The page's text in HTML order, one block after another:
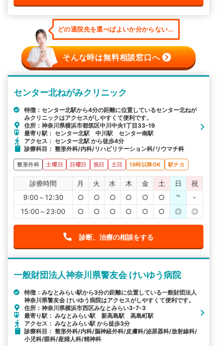
どの通院先を選べばよいか分からない...
そんな時は無料相談窓口へ
センター北ねがみクリニック
特徴：センター北駅から4分の距離に位置しているセンター北ねが
みクリニックはアクセスがしやすくて便利です。
住所：神奈川県横浜市都筑区中川中央1丁目33-19
最寄り駅： センター北駅 中川駅 センター南駅
アクセス： センター北駅 から徒歩4分
診療科目： 整形外科/内科/リハビリテーション科/リウマチ科
整形外科 土曜日 日曜日 祝日 土日 18時以降OK 駅チカ
診療時間 月 火 水 木 金 土 日
祝
9:00～12:30
○ ○ ○ ○ ○ ○ ℡
-
15:00～23:00
○ ○ ○ ○ ○ ○ ◎ ◎
診断、治療の相談をする
一般財団法人神奈川県警友会 けいゆう病院
特徴：みなとみらい駅から3分の距離に位置している一般財団法人
神奈川県警友会 けいゆう病院はアクセスがしやすくて便利です。
住所：神奈川県横浜市西区みなとみらい3-7-3
最寄り駅： みなとみらい駅 新高島駅 高島町駅
アクセス： みなとみらい駅 から徒歩3分
診療科目： 整形外科/内科/脳神経外科/皮膚科/泌尿器科/放射線科/
小児科/眼科/産婦人科/精神科